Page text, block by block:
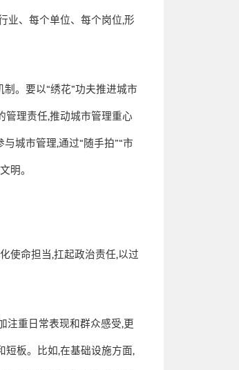
业、每个单位、每个岗位,形
制。要以“绣花”功夫推进城市
管理责任,推动城市管理重心
与城市管理,通过“随手拍”“市
明。
使命担当,扛起政治责任,以过
注重日常表现和群众感受,更
短板。比如,在基础设施方面,